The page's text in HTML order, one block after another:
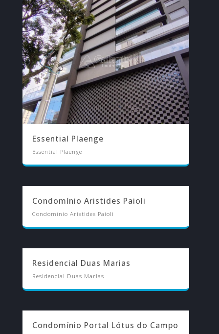
Essential Plaenge
Essential Plaenge
Condomínio Aristides Paioli
Condomínio Aristides Paioli
Residencial Duas Marias
Residencial Duas Marias
Condomínio Portal Lótus do Campo